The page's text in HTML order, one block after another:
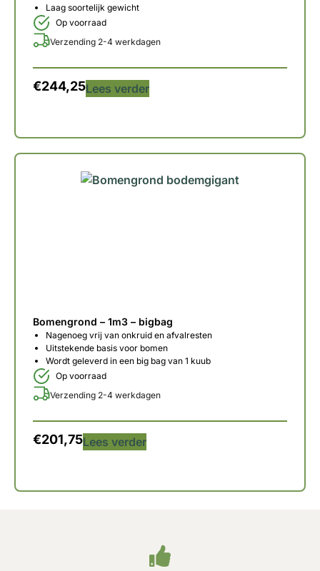
Laag soortelijk gewicht
Op voorraad
Verzending 2-4 werkdagen
€244,25Lees verder
Bomengrond – 1m3 – bigbag
Nagenoeg vrij van onkruid en afvalresten
Uitstekende basis voor bomen
Wordt geleverd in een big bag van 1 kuub
Op voorraad
Verzending 2-4 werkdagen
€201,75Lees verder